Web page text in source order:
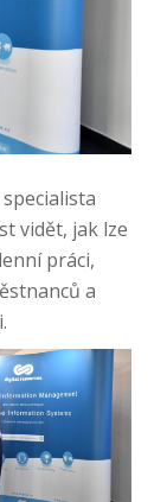
vidět, jak lze
práci,
a